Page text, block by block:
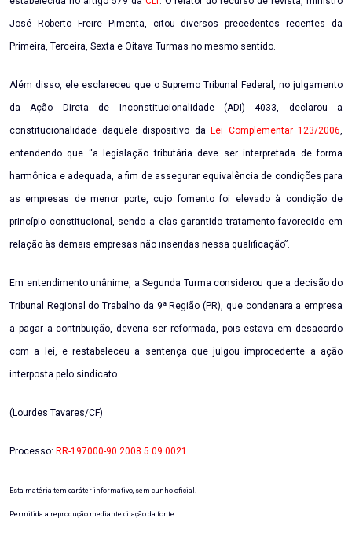
José Roberto Freire Pimenta, citou diversos precedentes recentes da
Primeira, Terceira, Sexta e Oitava Turmas no mesmo sentido.
Além disso, ele esclareceu que o Supremo Tribunal Federal, no julgamento
da Ação Direta de Inconstitucionalidade (ADI) 4033, declarou a
constitucionalidade daquele dispositivo da Lei Complementar 123/2006,
entendendo que “a legislação tributária deve ser interpretada de forma
harmônica e adequada, a fim de assegurar equivalência de condições para
as empresas de menor porte, cujo fomento foi elevado à condição de
princípio constitucional, sendo a elas garantido tratamento favorecido em
relação às demais empresas não inseridas nessa qualificação”.
Em entendimento unânime, a Segunda Turma considerou que a decisão do
Tribunal Regional do Trabalho da 9ª Região (PR), que condenara a empresa
a pagar a contribuição, deveria ser reformada, pois estava em desacordo
com a lei, e restabeleceu a sentença que julgou improcedente a ação
interposta pelo sindicato.
(Lourdes Tavares/CF)
Processo: RR-197000-90.2008.5.09.0021
Esta matéria tem caráter informativo, sem cunho oficial.
Permitida a reprodução mediante citação da fonte.